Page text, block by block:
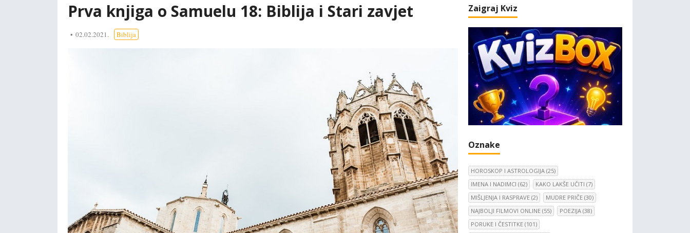
Prva knjiga o Samuelu 18: Biblija i Stari zavjet
02.02.2021. Biblija
Zaigraj Kviz
Oznake
HOROSKOP I ASTROLOGIJA (25)
IMENA I NADIMCI (62) KAKO LAKŠE UČITI (7)
MIŠLJENJA I RASPRAVE (2) MUDRE PRIČE (30)
NAJBOLJI FILMOVI ONLINE (55) POEZIJA (38)
PORUKE I ČESTITKE (101)